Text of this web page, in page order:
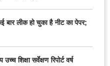
लीक हो चुका है नीट का पेपर;
सर्वेक्षण रिपोर्ट वर्ष